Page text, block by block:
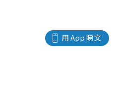
用 App 睇文